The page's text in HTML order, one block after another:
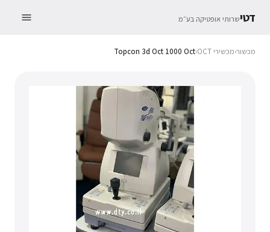
דטישרותי אופטיקה בע״מ
מכשור›מכשירי OCT ›
Topcon 3d Oct 1000 Oct